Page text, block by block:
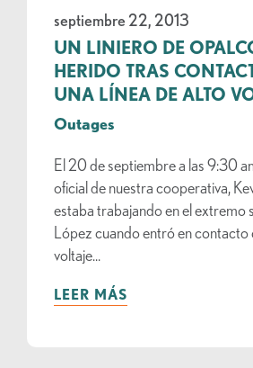
septiembre 22, 2013
UN LINIERO DE
HERIDO TRAS
UNA LÍNEA DE ALTO
Outages
El 20 de septiembre a las 9:30
oficial de nuestra cooperativa,
estaba trabajando en el extremo
López cuando entró en contacto
voltaje...
LEER MÁS